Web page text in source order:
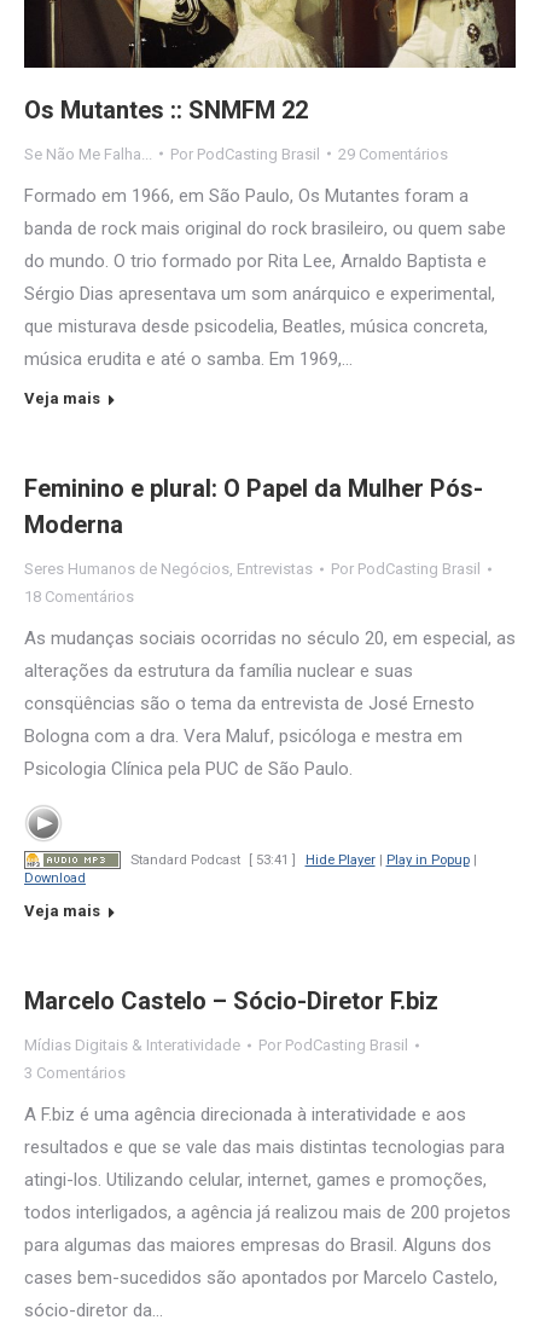
Os Mutantes :: SNMFM 22
Se Não Me Falha... Por PodCasting Brasil 29 Comentários
Formado em 1966, em São Paulo, Os Mutantes foram a
banda de rock mais original do rock brasileiro, ou quem sabe
do mundo. O trio formado por Rita Lee, Arnaldo Baptista e
Sérgio Dias apresentava um som anárquico e experimental,
que misturava desde psicodelia, Beatles, música concreta,
música erudita e até o samba. Em 1969,…
Veja mais
Feminino e plural: O Papel da Mulher Pós-
Moderna
Seres Humanos de Negócios, Entrevistas Por PodCasting Brasil
18 Comentários
As mudanças sociais ocorridas no século 20, em especial, as
alterações da estrutura da família nuclear e suas
consqüências são o tema da entrevista de José Ernesto
Bologna com a dra. Vera Maluf, psicóloga e mestra em
Psicologia Clínica pela PUC de São Paulo.
Standard Podcast [ 53:41 ] Hide Player| Play in Popup|
Download
Veja mais
Marcelo Castelo – Sócio-Diretor F.biz
Mídias Digitais & Interatividade Por PodCasting Brasil
3 Comentários
A F.biz é uma agência direcionada à interatividade e aos
resultados e que se vale das mais distintas tecnologias para
atingi-los. Utilizando celular, internet, games e promoções,
todos interligados, a agência já realizou mais de 200 projetos
para algumas das maiores empresas do Brasil. Alguns dos
cases bem-sucedidos são apontados por Marcelo Castelo,
sócio-diretor da…